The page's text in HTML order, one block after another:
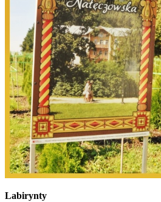
Labirynty